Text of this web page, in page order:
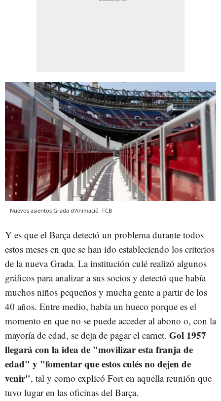
Nuevos asientos Grada d'Animació FCB
Y es que el Barça detectó un problema durante todos
estos meses en que se han ido estableciendo los criterios
de la nueva Grada. La institución culé realizó algunos
gráficos para analizar a sus socios y detectó que había
muchos niños pequeños y mucha gente a partir de los
40 años. Entre medio, había un hueco porque es el
momento en que no se puede acceder al abono o, con la
mayoría de edad, se deja de pagar el carnet. Gol 1957
llegará con la idea de "movilizar esta franja de
edad" y "fomentar que estos culés no dejen de
venir", tal y como explicó Fort en aquella reunión que
tuvo lugar en las oficinas del Barça.